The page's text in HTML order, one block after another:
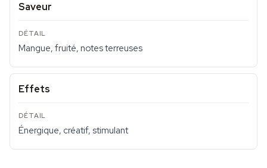
Saveur
Mangue, fruité, notes terreuses
Effets
Énergique, créatif, stimulant